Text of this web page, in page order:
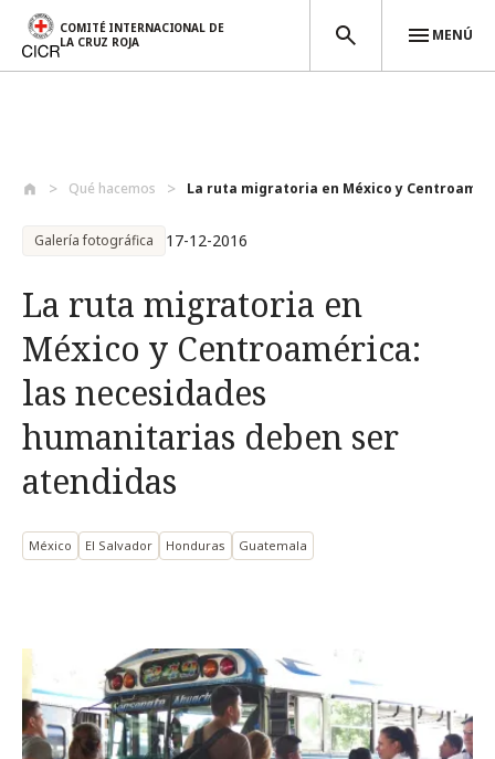
COMITÉ INTERNACIONAL DE
LA CRUZ ROJA
MENÚ
Qué hacemos La ruta migratoria en México y
Galería fotográfica 17-12-2016
La ruta migratoria en
México y Centroamérica:
las necesidades
humanitarias deben ser
atendidas
México El Salvador Honduras Guatemala